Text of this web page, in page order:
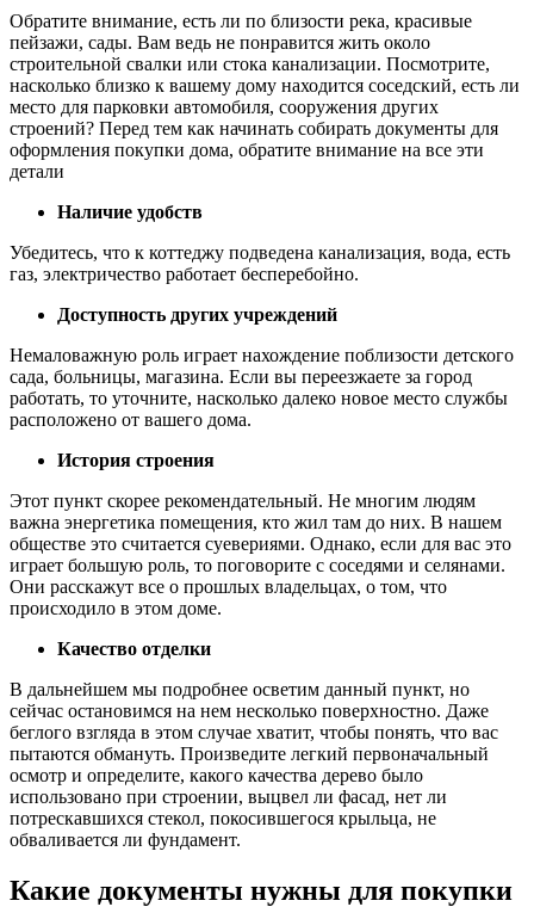
Обратите внимание, есть ли по близости река, красивые
пейзажи, сады. Вам ведь не понравится жить около
строительной свалки или стока канализации. Посмотрите,
насколько близко к вашему дому находится соседский, есть ли
место для парковки автомобиля, сооружения других
строений? Перед тем как начинать собирать документы для
оформления покупки дома, обратите внимание на все эти
детали
Наличие удобств
Убедитесь, что к коттеджу подведена канализация, вода, есть
газ, электричество работает бесперебойно.
Доступность других учреждений
Немаловажную роль играет нахождение поблизости детского
сада, больницы, магазина. Если вы переезжаете за город
работать, то уточните, насколько далеко новое место службы
расположено от вашего дома.
История строения
Этот пункт скорее рекомендательный. Не многим людям
важна энергетика помещения, кто жил там до них. В нашем
обществе это считается суевериями. Однако, если для вас это
играет большую роль, то поговорите с соседями и селянами.
Они расскажут все о прошлых владельцах, о том, что
происходило в этом доме.
Качество отделки
В дальнейшем мы подробнее осветим данный пункт, но
сейчас остановимся на нем несколько поверхностно. Даже
беглого взгляда в этом случае хватит, чтобы понять, что вас
пытаются обмануть. Произведите легкий первоначальный
осмотр и определите, какого качества дерево было
использовано при строении, выцвел ли фасад, нет ли
потрескавшихся стекол, покосившегося крыльца, не
обваливается ли фундамент.
Какие документы нужны для покупки